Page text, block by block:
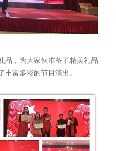
品，为大家伙准备了精美礼品
富多彩的节目演出。